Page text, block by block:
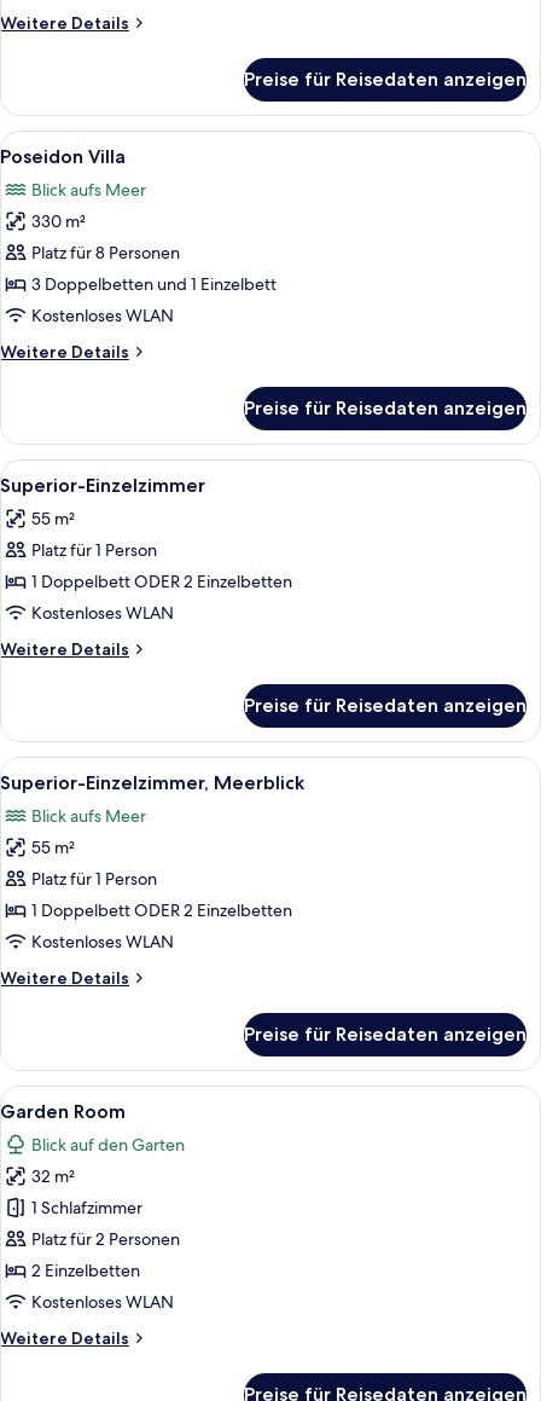
Weitere Details
Weitere
Villa
Preise für Reisedaten anzeigen
Alle
Fotos
für
Poseidon
Villa
anzeigen
2
Poseidon Villa
Blick aufs Meer
330 m²
Platz für 8 Personen
3 Doppelbetten und 1 Einzelbett
Kostenloses WLAN
Weitere Details
Weitere
Villa
Preise für Reisedaten anzeigen
Alle
Fotos
für
Superior-
Einzelzimmer
anzeigen
Kostenlose Minibar, Zimmersafe,
3
Superior-Einzelzimmer
55 m²
Platz für 1 Person
1 Doppelbett ODER 2 Einzelbetten
Kostenloses WLAN
Weitere Details
Weitere
Einzelzimmer
Preise für Reisedaten anzeigen
Alle
Fotos
für
Superior-
Einzelzimmer,
Meerblick
anzeigen
Kostenlose Minibar, Zimmersafe,
3
Superior-Einzelzimmer, Meerblick
Blick aufs Meer
55 m²
Platz für 1 Person
1 Doppelbett ODER 2 Einzelbetten
Kostenloses WLAN
Weitere Details
Weitere
Einzelzimmer,
Meerblick
Preise für Reisedaten anzeigen
Alle
Fotos
für
Garden
Room
anzeigen
Ein modernes Hotelzimmer mit zwei
2
Garden Room
Blick auf den Garten
32 m²
1 Schlafzimmer
Platz für 2 Personen
2 Einzelbetten
Kostenloses WLAN
Weitere Details
Weitere
Preise für Reisedaten anzeigen